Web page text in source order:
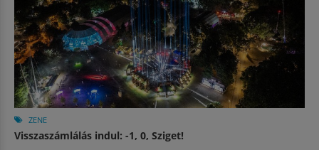
ZENE
Visszaszámlálás indul: -1, 0, Sziget!